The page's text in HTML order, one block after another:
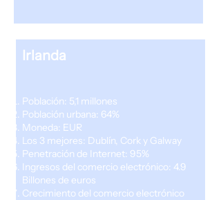
Irlanda
Población: 5,1 millones
Población urbana: 64%
Moneda: EUR
Los 3 mejores: Dublín, Cork y Galway
Penetración de Internet: 95%
Ingresos del comercio electrónico: 4.9
Billones de euros
Crecimiento del comercio electrónico